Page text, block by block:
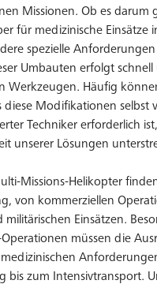
Missionen. Ob es darum
für medizinische Einsätze
spezielle
Umbauten erfolgt
Werkzeugen. Häufig
diese Modifikationen selbst
Techniker erforderlich
unserer Lösungen
Missions-Helikopter
von kommerziellen
Einsätzen.
Operationen müssen die
bis zum Intensivtransport.